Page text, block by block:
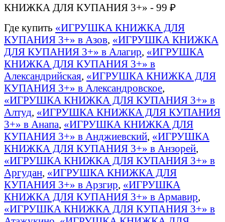
КНИЖКА ДЛЯ КУПАНИЯ 3+» - 99 ₽
Где купить «ИГРУШКА КНИЖКА ДЛЯ
КУПАНИЯ 3+» в Азов, «ИГРУШКА КНИЖКА
ДЛЯ КУПАНИЯ 3+» в Алагир, «ИГРУШКА
КНИЖКА ДЛЯ КУПАНИЯ 3+» в
Александрийская, «ИГРУШКА КНИЖКА ДЛЯ
КУПАНИЯ 3+» в Александровское,
«ИГРУШКА КНИЖКА ДЛЯ КУПАНИЯ 3+» в
Алтуд, «ИГРУШКА КНИЖКА ДЛЯ КУПАНИЯ
3+» в Анапа, «ИГРУШКА КНИЖКА ДЛЯ
КУПАНИЯ 3+» в Анджиевский, «ИГРУШКА
КНИЖКА ДЛЯ КУПАНИЯ 3+» в Анзорей,
«ИГРУШКА КНИЖКА ДЛЯ КУПАНИЯ 3+» в
Аргудан, «ИГРУШКА КНИЖКА ДЛЯ
КУПАНИЯ 3+» в Арзгир, «ИГРУШКА
КНИЖКА ДЛЯ КУПАНИЯ 3+» в Армавир,
«ИГРУШКА КНИЖКА ДЛЯ КУПАНИЯ 3+» в